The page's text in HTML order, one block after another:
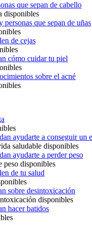
que sepan de cabello
disponibles
personas que sepan de uñas
de cejas
cómo cuidar tu piel
sobre el acné
ayudarte a conseguir un
saludable disponibles
ayudarte a perder peso
peso disponibles
de tu salud
sobre desintoxicación
disponibles
hacer batidos